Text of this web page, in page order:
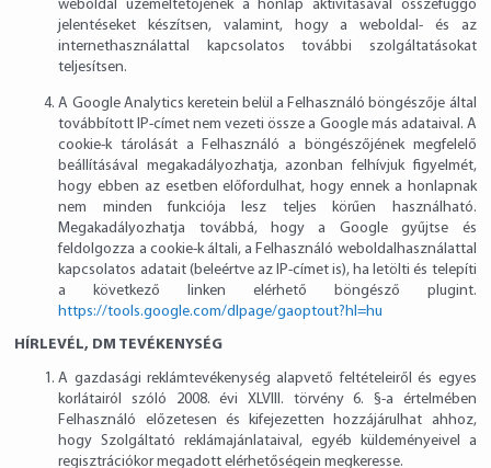
weboldal üzemeltetőjének a honlap aktivitásával összefüggő
jelentéseket készítsen, valamint, hogy a weboldal- és az
internethasználattal kapcsolatos további szolgáltatásokat
teljesítsen.
A Google Analytics keretein belül a Felhasználó böngészője által
továbbított IP-címet nem vezeti össze a Google más adataival. A
cookie-k tárolását a Felhasználó a böngészőjének megfelelő
beállításával megakadályozhatja, azonban felhívjuk figyelmét,
hogy ebben az esetben előfordulhat, hogy ennek a honlapnak
nem minden funkciója lesz teljes körűen használható.
Megakadályozhatja továbbá, hogy a Google gyűjtse és
feldolgozza a cookie-k általi, a Felhasználó weboldalhasználattal
kapcsolatos adatait (beleértve az IP-címet is), ha letölti és telepíti
a következő linken elérhető böngésző plugint.
https://tools.google.com/dlpage/gaoptout?hl=hu
HÍRLEVÉL, DM TEVÉKENYSÉG
A gazdasági reklámtevékenység alapvető feltételeiről és egyes
korlátairól szóló 2008. évi XLVIII. törvény 6. §-a értelmében
Felhasználó előzetesen és kifejezetten hozzájárulhat ahhoz,
hogy Szolgáltató reklámajánlataival, egyéb küldeményeivel a
regisztrációkor megadott elérhetőségein megkeresse.